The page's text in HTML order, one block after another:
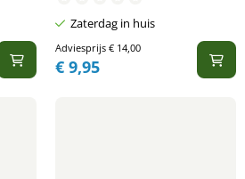
Zaterdag in huis
Adviesprijs €14,00
€9,95